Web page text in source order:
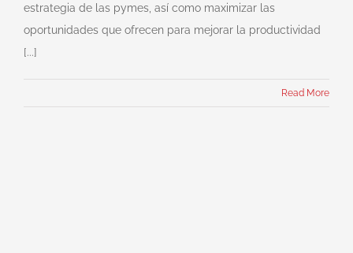
estrategia de las pymes, así como maximizar las
oportunidades que ofrecen para mejorar la productividad
[...]
Read More